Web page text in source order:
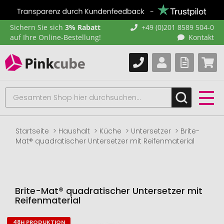
Sichern Sie sich 3% Rabatt
auf Ihre Online-Bestellung!
+49 (0)201 8589 504-0
Kontakt
Startseite Haushalt Küche Untersetzer
Brite-
Mat® quadratischer Untersetzer mit Reifenmaterial
Brite-Mat® quadratischer Untersetzer mit
Reifenmaterial
48H PRODUKTION